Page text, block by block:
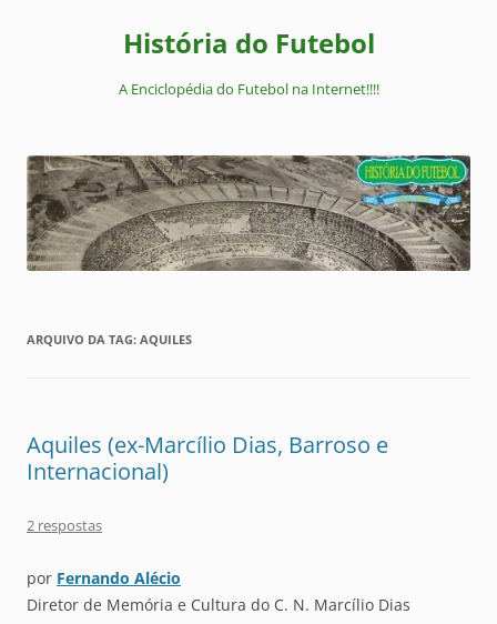
História do Futebol
A Enciclopédia do Futebol na Internet!!!!
ARQUIVO DA TAG: AQUILES
Aquiles (ex-Marcílio Dias, Barroso e
Internacional)
2 respostas
por Fernando Alécio
Diretor de Memória e Cultura do C. N. Marcílio Dias